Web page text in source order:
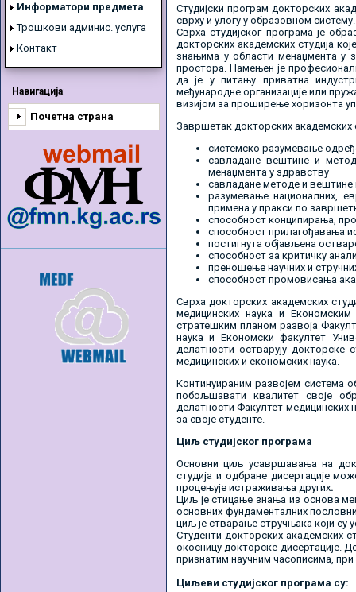
Информатори предмета
Трошкови админис. услуга
Контакт
Навигација:
Почетна страна
Студијски програм докторских
сврху и улогу у образовном систему.
Сврха студијског програма је
докторских академских студија
знањима у области менаџмента у
простора. Намењен је
да је у питању приватна
међународне организације или
визијом за проширење хоризонта
Завршетак докторских академских
системско разумевање
савладане вештине и
менаџмента у здравству
савладане методе и
разумевање националних,
примена у пракси по
способност конципирања,
способност прилагођавања
постигнута објављена
способност за критичку
преношење научних и
способност промовисања
Сврха докторских академских
медицинских наука и Економским
стратешким планом развоја
наука и Економски факултет
делатности остварују докторске
медицинских и економских наука.
Континуираним развојем система
побољшавати квалитет своје
делатности Факултет медицинских
за своје студенте.
Циљ студијског програма
Основни циљ усавршавања на
студија и одбране дисертације
процењује истраживања других.
Циљ је стицање знања из основа
основних фундаменталних
циљ је стварање стручњака који су
Студенти докторских академских
окосницу докторске дисертације.
признатим научним часописима,
Циљеви студијског програма су: